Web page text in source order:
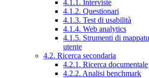
4.1.1. Interviste
4.1.2. Questionari
4.1.3. Test di usabilità
4.1.4. Web analytics
4.1.5. Strumenti di
utente
4.2. Ricerca secondaria
4.2.1. Ricerca documentale
4.2.2. Analisi benchmark